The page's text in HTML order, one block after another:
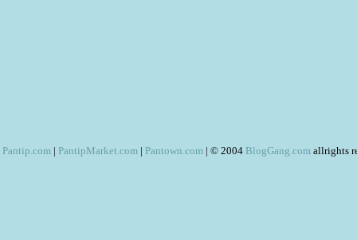
Pantip.com | PantipMarket.com | Pantown.com | © 2004 BlogGang.com allrights